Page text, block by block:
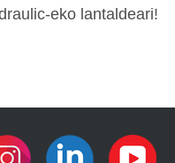
eko lantaldeari!